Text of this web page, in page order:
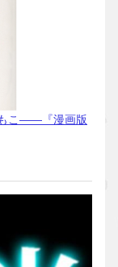
こ――『漫画版